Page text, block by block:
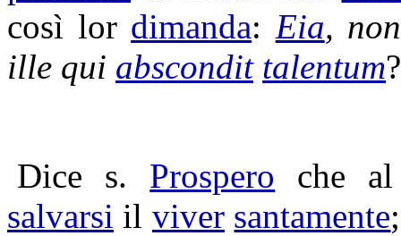
così lor dimanda: Eia,
ille qui abscondit talentum?
Dice s. Prospero che
salvarsi il viver santamente